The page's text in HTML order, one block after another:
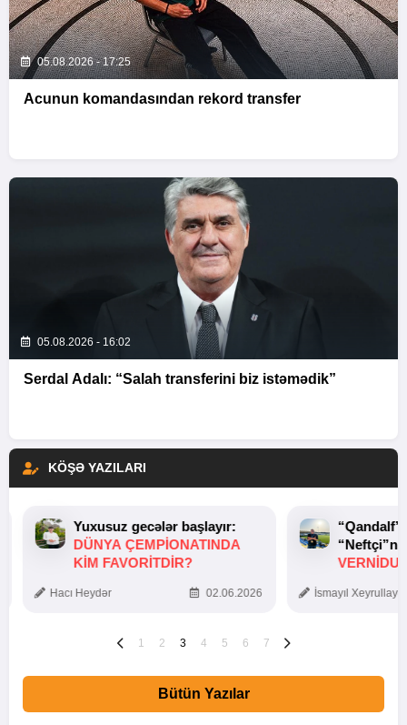
05.08.2026 - 17:25
Acunun komandasından rekord transfer
05.08.2026 - 16:02
Serdal Adalı: “Salah transferini biz istəmədik”
KÖŞƏ YAZILARI
Yuxusuz gecələr başlayır:
DÜNYA ÇEMPIONATINDA
KIM FAVORITDIR?
Hacı Heydər 02.06.2026 İsmayıl
1 2 3 4 5 6 7
Bütün Yazılar